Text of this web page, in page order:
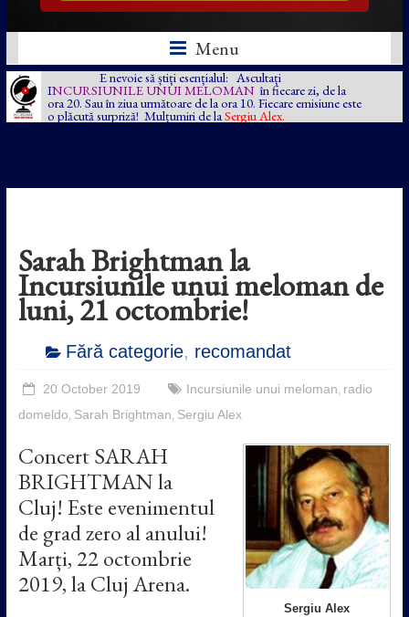
Menu
E nevoie să știți esențialul: Ascultați
INCURSIUNILE UNUI MELOMAN în fiecare zi, de la
ora 20. Sau în ziua următoare de la ora 10. Fiecare emisiune este
o plăcută surpriză! Mulțumiri de la Sergiu Alex.
Sarah Brightman la
Incursiunile unui meloman de
luni, 21 octombrie!
Fără categorie, recomandat
20 October 2019 Incursiunile unui meloman radio
domeldo Sarah Brightman Sergiu Alex
Sergiu Alex
Concert SARAH
BRIGHTMAN la
Cluj! Este evenimentul
de grad zero al anului!
Marți, 22 octombrie
2019, la Cluj Arena.